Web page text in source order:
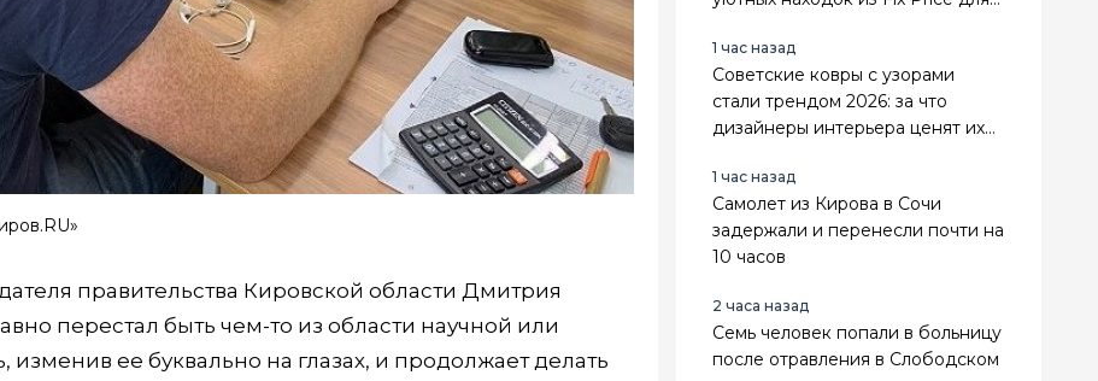
правительства Кировской области Дмитрия
перестал быть чем-то из области научной или
ее буквально на глазах, и продолжает делать
1 час назад
Советские ковры с узорами
стали трендом 2026: за что
дизайнеры интерьера ценят их
1 час назад
Самолет из Кирова в Сочи
задержали и перенесли почти на
10 часов
2 часа назад
Семь человек попали в больницу
после отравления в Слободском